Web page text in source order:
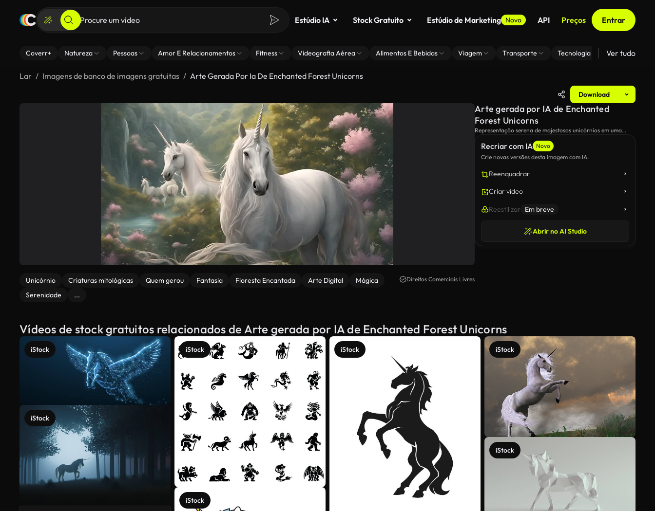
Estúdio IA Stock Gratuito Estúdio de Marketing Novo API Preços Entrar
Coverr+ Natureza Pessoas Amor E Relacionamentos Fitness Videografia Aérea Alimentos E Bebidas Viagem Transporte Tecnologia Zoom De
Ver tudo
Lar Imagens de banco de imagens gratuitas Arte Gerada Por Ia De Enchanted Forest Unicorns
Download
Unicórnio Criaturas mitológicas Quem gerou Fantasia Floresta Encantada Arte Digital
Mágica
Serenidade
...
Direitos Comerciais Livres
Recriar com IA Novo
Crie novas versões desta imagem com IA.
Reenquadrar
Criar vídeo
Reestilizar Em breve
Abrir no AI Studio
Arte gerada por IA de Enchanted
Forest Unicorns
Representação serena de majestosos unicórnios em uma
Vídeos de stock gratuitos relacionados de Arte gerada por IA de Enchanted Forest Unicorns
iStock
iStock
iStock
iStock
iStock iStock
iStock